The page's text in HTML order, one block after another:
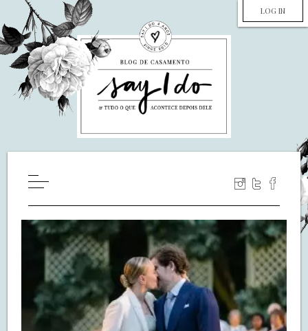
LOG IN
WILL YOU MARRY ME?
LUA DE MEL
COZINHA
DECORAÇÃO
DE NOIVA PRA NOIVA
S.O.S CASADAS